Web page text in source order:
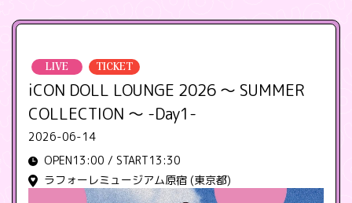
LIVE TICKET
iCON DOLL LOUNGE 2026 ～ SUMMER
COLLECTION ～ -Day1-
2026-06-14
OPEN13:00 / START13:30
ラフォーレミュージアム原宿 (東京都)